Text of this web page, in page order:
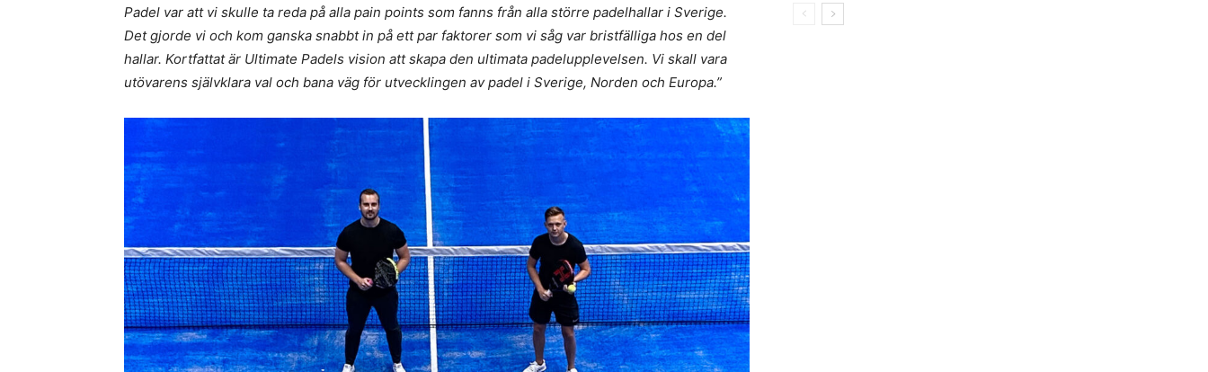
Padel var att vi skulle ta reda på alla pain points som fanns från alla större padelhallar i Sverige.
Det gjorde vi och kom ganska snabbt in på ett par faktorer som vi såg var bristfälliga hos en del
hallar. Kortfattat är Ultimate Padels vision att skapa den ultimata padelupplevelsen. Vi skall vara
utövarens självklara val och bana väg för utvecklingen av padel i Sverige, Norden och Europa.”